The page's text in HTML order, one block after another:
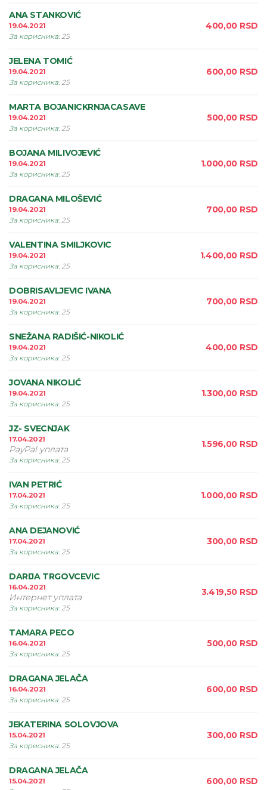
ANA STANKOVIĆ
19.04.2021
За корисника:25
400,00 RSD
JELENA TOMIĆ
19.04.2021
За корисника:25
600,00 RSD
MARTA BOJANICKRNJACASAVE
19.04.2021
За корисника:25
500,00 RSD
BOJANA MILIVOJEVIĆ
19.04.2021
За корисника:25
1.000,00 RSD
DRAGANA MILOŠEVIĆ
19.04.2021
За корисника:25
700,00 RSD
VALENTINA SMILJKOVIC
19.04.2021
За корисника:25
1.400,00 RSD
DOBRISAVLJEVIC IVANA
19.04.2021
За корисника:25
700,00 RSD
SNEŽANA RADIŠIĆ-NIKOLIĆ
19.04.2021
За корисника:25
400,00 RSD
JOVANA NIKOLIĆ
19.04.2021
За корисника:25
1.300,00 RSD
JZ- SVECNJAK
17.04.2021
PayPal уплата
За корисника:25
1.596,00 RSD
IVAN PETRIĆ
17.04.2021
За корисника:25
1.000,00 RSD
ANA DEJANOVIĆ
17.04.2021
За корисника:25
300,00 RSD
DARIJA TRGOVCEVIC
16.04.2021
Интернет уплата
За корисника:25
3.419,50 RSD
TAMARA PECO
16.04.2021
За корисника:25
500,00 RSD
DRAGANA JELAČA
16.04.2021
За корисника:25
600,00 RSD
JEKATERINA SOLOVJOVA
15.04.2021
За корисника:25
300,00 RSD
DRAGANA JELAČA
15.04.2021
600,00 RSD